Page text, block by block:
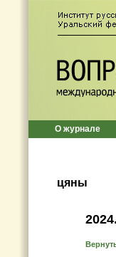
О журнале
цяны